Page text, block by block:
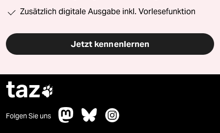
Zusätzlich digitale Ausgabe inkl. Vorlesefunktion
Jetzt kennenlernen
taz
Folgen Sie uns